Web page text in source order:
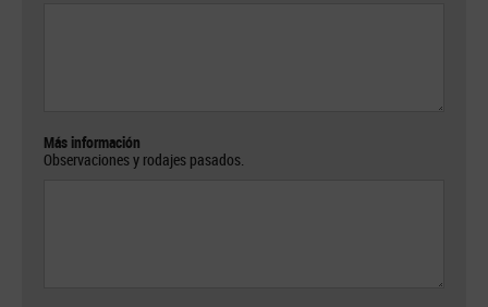
Más información
Observaciones y rodajes pasados.